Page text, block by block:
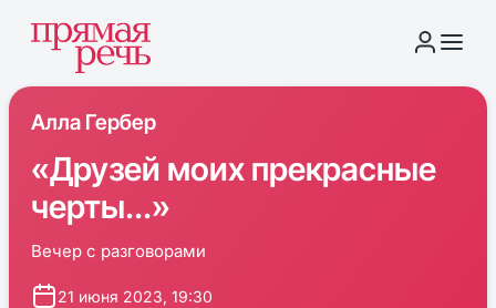
Алла Гербер
«Друзей моих прекрасные
черты...»
Вечер с разговорами
21 июня 2023, 19:30